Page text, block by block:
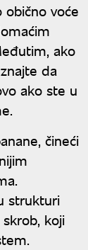
obično voće
ako
da
ako ste u
čineći
strukturi
koji